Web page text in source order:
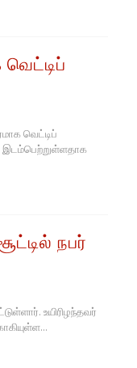
வெட்டிப்
இடம்பெற்றுள்ளதாக
நபர்
உயிரிழந்தவர்